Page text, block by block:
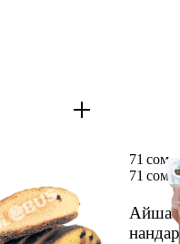
шекери
Айша
71 сом
71 сом